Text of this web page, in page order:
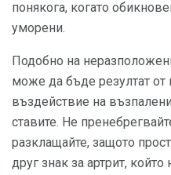
понякога, когато
уморени.
Подобно на
може да бъде резултат от
въздействие на
ставите. Не
разклащайте, защото
друг знак за артрит,